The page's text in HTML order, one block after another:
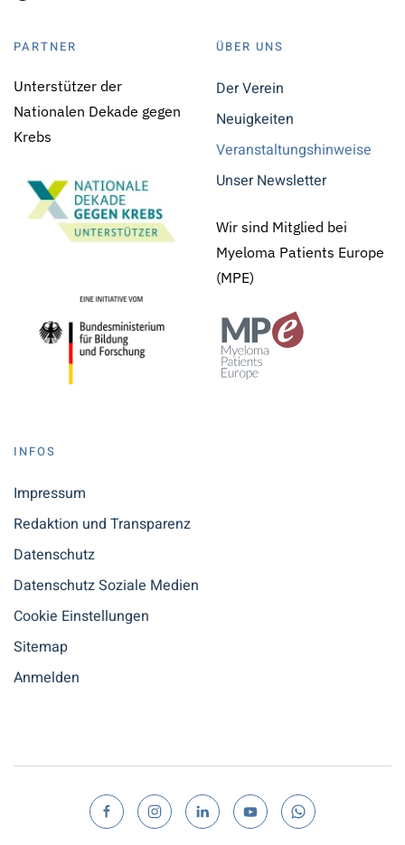
PARTNER
Unterstützer der
Nationalen Dekade gegen
Krebs
ÜBER UNS
Der Verein
Neuigkeiten
Veranstaltungshinweise
Unser Newsletter
Wir sind Mitglied bei
Myeloma Patients Europe
(MPE)
INFOS
Impressum
Redaktion und Transparenz
Datenschutz
Datenschutz Soziale Medien
Cookie Einstellungen
Sitemap
Anmelden